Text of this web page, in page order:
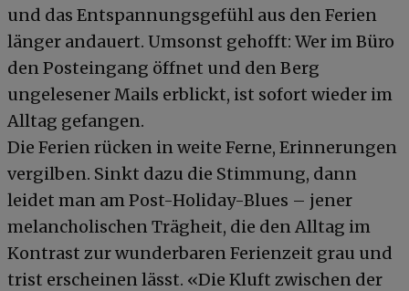
und das Entspannungsgefühl aus den Ferien
länger andauert. Umsonst gehofft: Wer im Büro
den Posteingang öffnet und den Berg
ungelesener Mails erblickt, ist sofort wieder im
Alltag gefangen.
Die Ferien rücken in weite Ferne, Erinnerungen
vergilben. Sinkt dazu die Stimmung, dann
leidet man am Post-Holiday-Blues – jener
melancholischen Trägheit, die den Alltag im
Kontrast zur wunderbaren Ferienzeit grau und
trist erscheinen lässt. «Die Kluft zwischen der